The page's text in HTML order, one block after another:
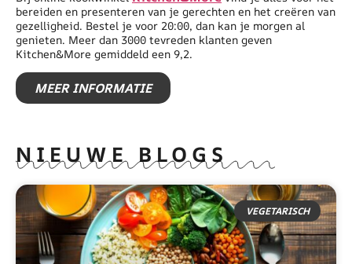
bereiden en presenteren van je gerechten en het creëren van
gezelligheid. Bestel je voor 20:00, dan kan je morgen al
genieten. Meer dan 3000 tevreden klanten geven
Kitchen&More gemiddeld een 9,2.
MEER INFORMATIE
NIEUWE BLOGS
VEGETARISCH